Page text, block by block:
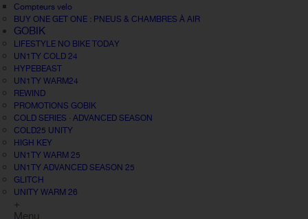
Compteurs velo
BUY ONE GET ONE : PNEUS & CHAMBRES À AIR
GOBIK
LIFESTYLE NO BIKE TODAY
UN1TY COLD 24
HYPEBEAST
UN1TY WARM24
REWIND
PROMOTIONS GOBIK
COLD SERIES · ADVANCED SEASON
COLD25 UNITY
HIGH KEY
UN1TY WARM 25
UN1TY ADVANCED SEASON 25
GLITCH
UNITY WARM 26
+
Menu